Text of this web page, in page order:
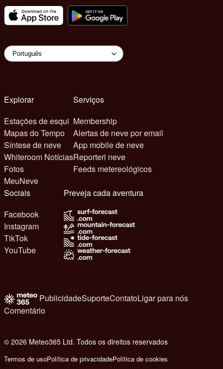
Explorar
Estações de esqui
Mapas do Tempo
Síntese de neve
Whiteroom Notícias
Fotos
MeuNeve
Serviços
Membership
Alertas de neve por email
App mobile de neve
Reporteri neve
Feeds metereológicos
Sociais
Facebook
Instagram
TikTok
YouTube
Preveja cada aventura
PublicidadeSuporteContatoLigar para nós
Comentário
© 2026 Meteo365 Ltd. Todos os direitos reservados
Termos de usoPolítica de privacidadePolítica de cookies